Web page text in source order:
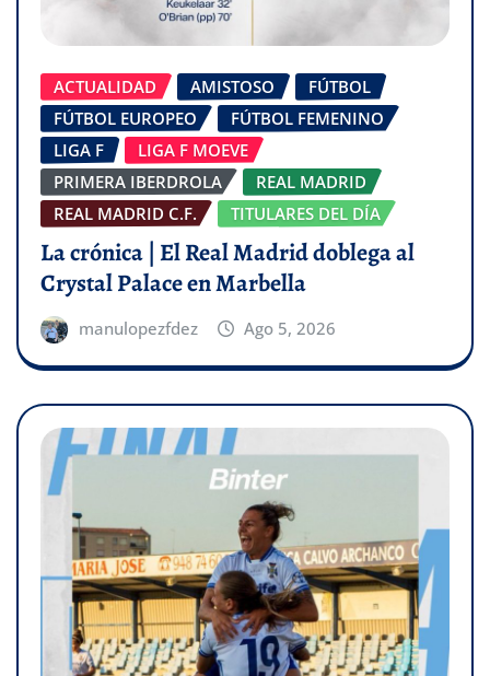
ACTUALIDAD AMISTOSO
FÚTBOL
FÚTBOL EUROPEO
FÚTBOL FEMENINO
LIGA F
LIGA F MOEVE
PRIMERA IBERDROLA
REAL MADRID
REAL MADRID C.F.
TITULARES DEL DÍA
La crónica | El Real Madrid doblega al
Crystal Palace en Marbella
manulopezfdez Ago 5, 2026